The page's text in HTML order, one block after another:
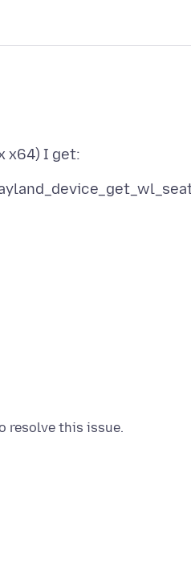
resolve this issue.